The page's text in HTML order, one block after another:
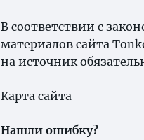
В соответствии с
материалов сайта
на источник
Карта сайта
Нашли ошибку?